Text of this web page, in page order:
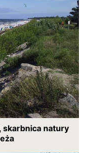
skarbnica natury